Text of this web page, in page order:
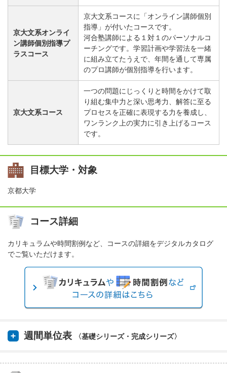
京大文系オンライ
ン講師個別指導プ
ラスコース
京大文系コースに「オンライン講師個別
指導」が付いたコースです。
河合塾講師による１対１のパーソナルコ
ーチングです。学習計画や学習法を一緒
に組み立てたうえで、年間を通して専属
のプロ講師が個別指導を行います。
京大文系コース
一つの問題にじっくりと時間をかけて取
り組む集中力と深い思考力、解答に至る
プロセスを正確に表現する力を養成し、
ワンランク上の実力に引き上げるコース
です。
目標大学・対象
京都大学
コース詳細
カリキュラムや時間割例など、コースの詳細をデジタルカタログ
でご覧いただけます。
週間単位表 〈基礎シリーズ・完成シリーズ〉